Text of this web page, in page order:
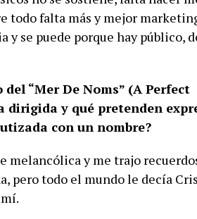
todo falta más y mejor
y se puede porque hay público,
“Mer De Noms” (A
dirigida y qué pretenden
con un nombre?
melancólica y me trajo
pero todo el mundo le decía